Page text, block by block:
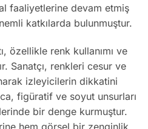
faaliyetlerine devam etmiş
katkılarda bulunmuştur.
özellikle renk kullanımı ve
Sanatçı, renkleri cesur ve
izleyicilerin dikkatini
figüratif ve soyut unsurları
bir denge kurmuştur.